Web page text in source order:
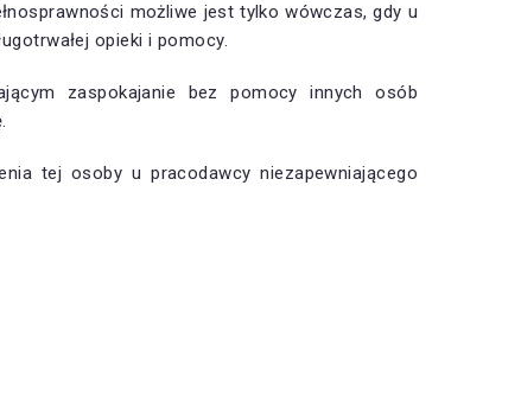
możliwe jest tylko wówczas, gdy u
opieki i pomocy.
zaspokajanie bez pomocy innych osób
tej osoby u pracodawcy niezapewniającego